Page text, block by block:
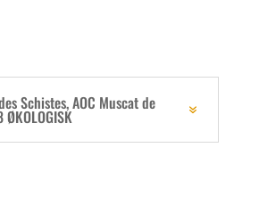
Schistes, AOC Muscat de